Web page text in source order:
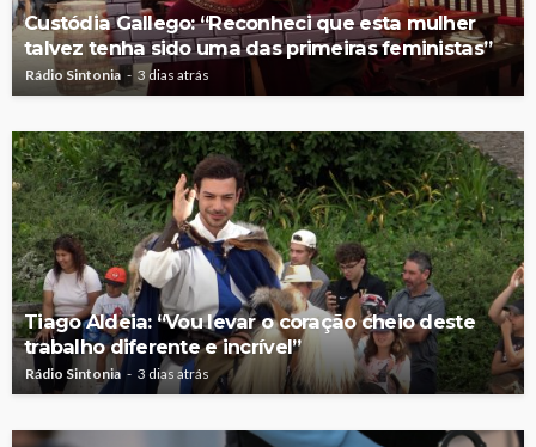
Custódia Gallego: “Reconheci que esta mulher
talvez tenha sido uma das primeiras feministas”
Rádio Sintonia 3 dias atrás
Tiago Aldeia: “Vou levar o coração cheio deste
trabalho diferente e incrível”
Rádio Sintonia 3 dias atrás